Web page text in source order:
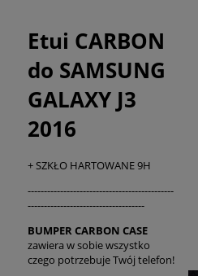
Etui CARBON
do SAMSUNG
GALAXY J3
2016
+ SZKŁO HARTOWANE 9H
---------------------------------------------
------------------------------------
BUMPER CARBON CASE
zawiera w sobie wszystko
czego potrzebuje Twój telefon!